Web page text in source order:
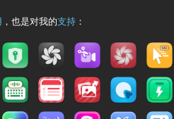
，也是对我的支持：